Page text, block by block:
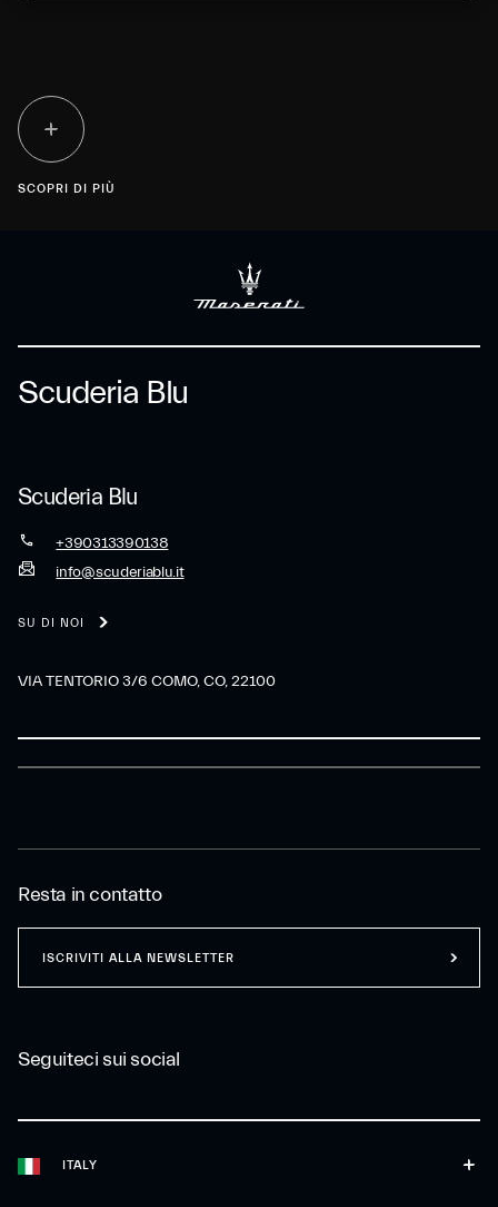
SCOPRI DI PIÙ
Scuderia Blu
Scuderia Blu
+390313390138
info@scuderiablu.it
SU DI NOI
VIA TENTORIO 3/6 COMO, CO, 22100
ITALY
Seguiteci sui social
Resta in contatto
ISCRIVITI ALLA NEWSLETTER